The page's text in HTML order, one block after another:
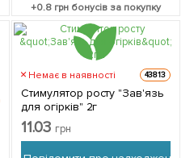
+0.8 грн бонусів за покупку
Немає в наявності 43813
Стимулятор росту "Зав'язь
для огірків" 2г
11.03 грн